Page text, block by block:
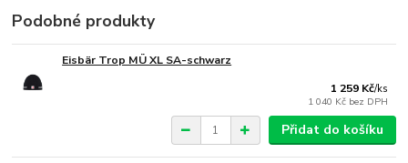
Podobné produkty
Eisbär Trop MÜ XL SA-schwarz
1 259 Kč/ks
1 040 Kč bez DPH
Přidat do košíku